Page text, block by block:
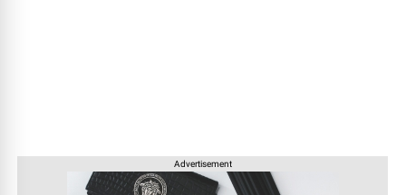
Advertisement